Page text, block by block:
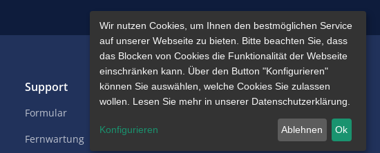
Support
Formular
Fernwartung
Interessantes
Wir nutzen Cookies, um Ihnen den bestmöglichen Service
auf unserer Webseite zu bieten. Bitte beachten Sie, dass
das Blocken von Cookies die Funktionalität der Webseite
einschränken kann. Über den Button "Konfigurieren"
können Sie auswählen, welche Cookies Sie zulassen
wollen. Lesen Sie mehr in unserer Datenschutzerklärung.
Konfigurieren Ablehnen Ok